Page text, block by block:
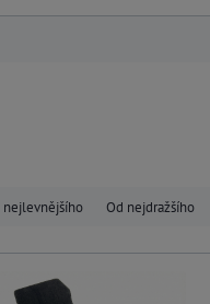
nejlevnějšího Od nejdražšího